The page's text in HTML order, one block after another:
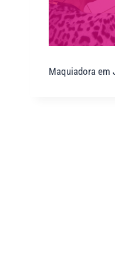
Maquiadora em